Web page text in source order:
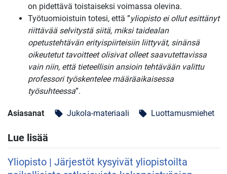
on pidettävä toistaiseksi voimassa olevina.
Työtuomioistuin totesi, että ”yliopisto ei ollut esittänyt
riittävää selvitystä siitä, miksi taidealan
opetustehtävän erityispiirteisiin liittyvät, sinänsä
oikeutetut tavoitteet olisivat olleet saavutettavissa
vain niin, että tieteellisin ansioin tehtävään valittu
professori työskentelee määräaikaisessa
työsuhteessa”.
Asiasanat local_offer Jukola-materiaali local_offer Luottamusmiehet
Lue lisää
Yliopisto | Järjestöt kysyivät yliopistoilta